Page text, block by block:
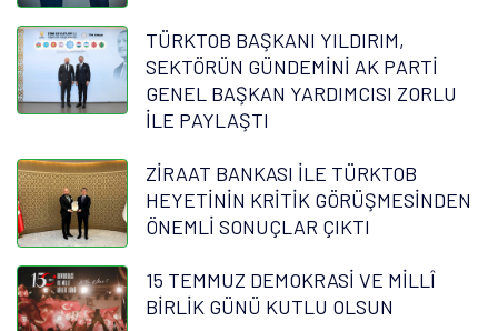
TÜRKTOB BAŞKANI YILDIRIM,
SEKTÖRÜN GÜNDEMİNİ AK PARTİ
GENEL BAŞKAN YARDIMCISI ZORLU
İLE PAYLAŞTI
ZİRAAT BANKASI İLE TÜRKTOB
HEYETİNİN KRİTİK GÖRÜŞMESİNDEN
ÖNEMLİ SONUÇLAR ÇIKTI
15 TEMMUZ DEMOKRASİ VE MİLLÎ
BİRLİK GÜNÜ KUTLU OLSUN